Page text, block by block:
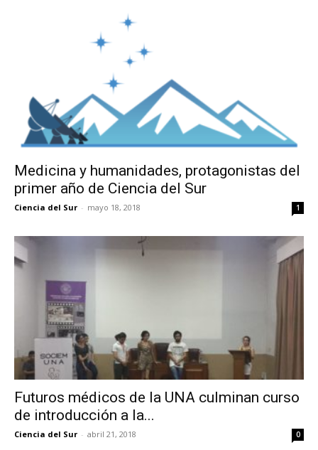
Medicina y humanidades, protagonistas del
primer año de Ciencia del Sur
Ciencia del Sur - mayo 18, 2018 1
Futuros médicos de la UNA culminan curso
de introducción a la...
Ciencia del Sur - abril 21, 2018 0